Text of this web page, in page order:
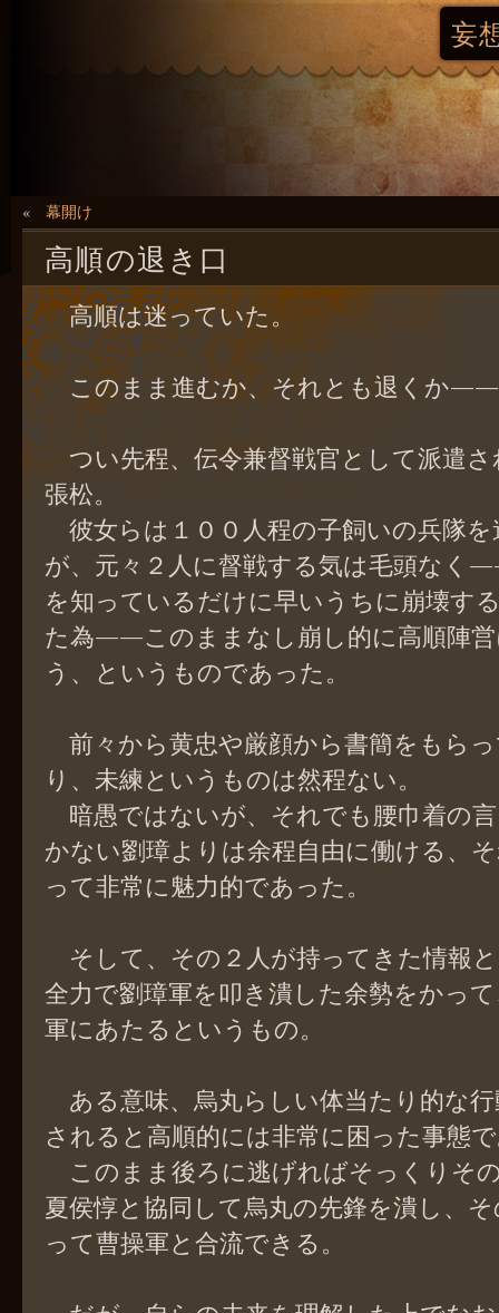
妄
« 幕開け
高順の退き口
高順は迷っていた。
このまま進むか、それとも退くか
つい先程、伝令兼督戦官として派遣
張松。
彼女らは１００人程の子飼いの兵隊
が、元々２人に督戦する気は毛頭なく
を知っているだけに早いうちに崩壊す
た為――このままなし崩し的に高順陣
う、というものであった。
前々から黄忠や厳顔から書簡をもら
り、未練というものは然程ない。
暗愚ではないが、それでも腰巾着の
かない劉璋よりは余程自由に働ける、
って非常に魅力的であった。
そして、その２人が持ってきた情報
全力で劉璋軍を叩き潰した余勢をかっ
軍にあたるというもの。
ある意味、烏丸らしい体当たり的な
されると高順的には非常に困った事態
このまま後ろに逃げればそっくりそ
夏侯惇と協同して烏丸の先鋒を潰し、
って曹操軍と合流できる。